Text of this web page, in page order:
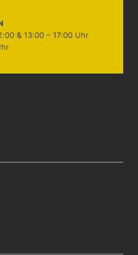
& 13:00 – 17:00 Uhr